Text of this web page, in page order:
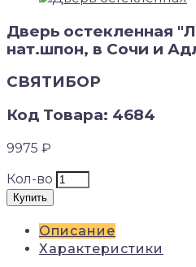
Дверь остекленная
нат.шпон, в Сочи и
СВЯТИБОР
Код Товара: 4684
9975 ₽
Кол-во
Купить
Описание
Характеристики